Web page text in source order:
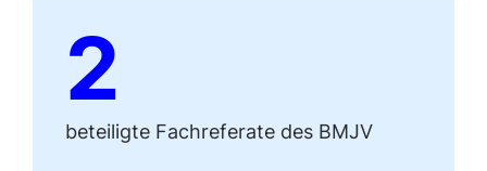
2
beteiligte Fachreferate des BMJV